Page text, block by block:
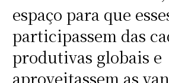
espaço para que
participassem das
produtivas globais e
aproveitassem as